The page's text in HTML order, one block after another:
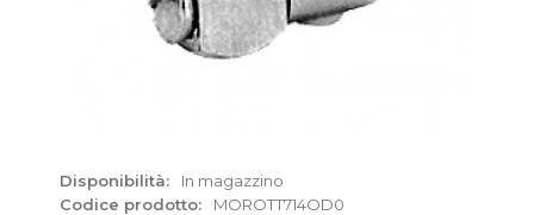
Disponibilità:
In magazzino
Codice prodotto:
MOROTT714OD0